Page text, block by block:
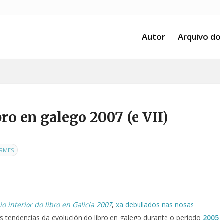
Autor Arquivo
en galego 2007 (e VII)
interior do libro en Galicia 2007, xa debullados nas nosas
tendencias da evolución do libro en galego durante o período 2005